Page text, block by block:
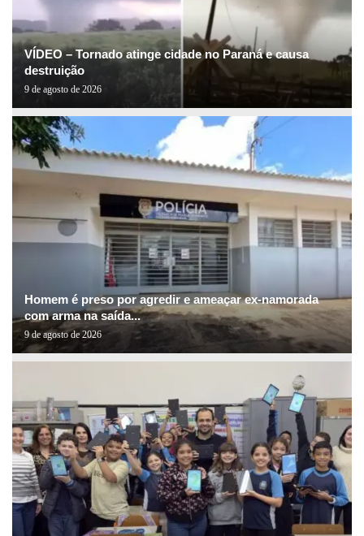
VÍDEO – Tornado atinge cidade no Paraná e causa
destruição
9 de agosto de 2026
Homem é preso por agredir e ameaçar ex-namorada
com arma na saída...
9 de agosto de 2026